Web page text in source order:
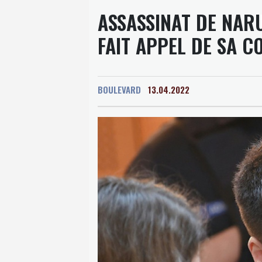
ASSASSINAT DE
FAIT APPEL DE SA
BOULEVARD 13.04.2022